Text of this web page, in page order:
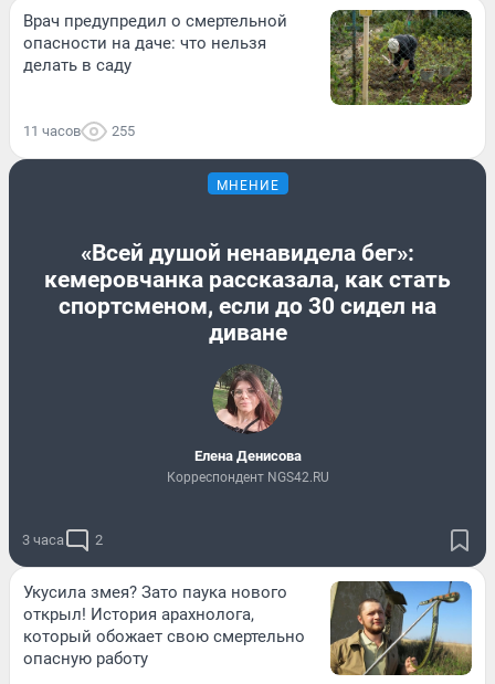
Врач предупредил о смертельной
опасности на даче: что нельзя
делать в саду
11 часов 255
МНЕНИЕ
«Всей душой ненавидела бег»:
кемеровчанка рассказала, как стать
спортсменом, если до 30 сидел на
диване
Елена Денисова
Корреспондент NGS42.RU
3 часа 2
Укусила змея? Зато паука нового
открыл! История арахнолога,
который обожает свою смертельно
опасную работу